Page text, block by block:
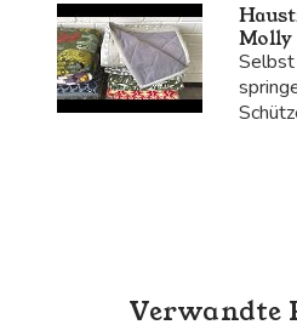
Verwandte